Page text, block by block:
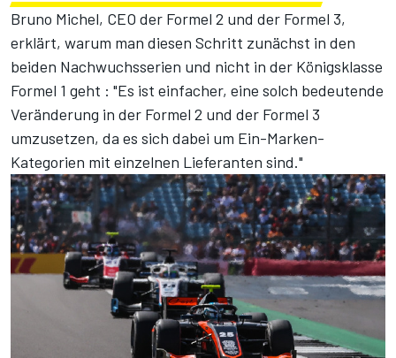
Bruno Michel, CEO der Formel 2 und der Formel 3,
erklärt, warum man diesen Schritt zunächst in den
beiden Nachwuchsserien und nicht in der Königsklasse
Formel 1 geht : "Es ist einfacher, eine solch bedeutende
Veränderung in der Formel 2 und der Formel 3
umzusetzen, da es sich dabei um Ein-Marken-
Kategorien mit einzelnen Lieferanten sind."